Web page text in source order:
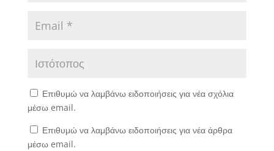
Επιθυμώ να λαμβάνω ειδοποιήσεις για νέα σχόλια
μέσω email.
Επιθυμώ να λαμβάνω ειδοποιήσεις για νέα άρθρα
μέσω email.